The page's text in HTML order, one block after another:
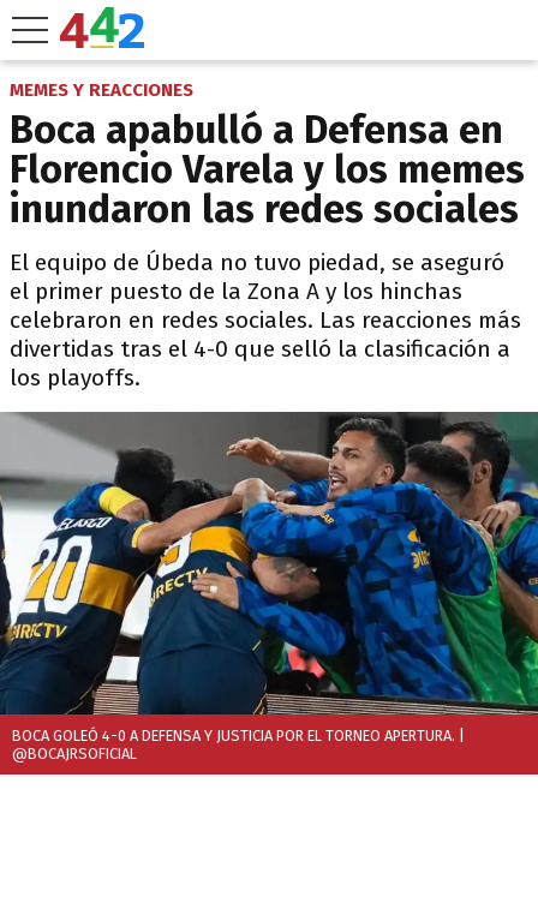
MEMES Y REACCIONES
Boca apabulló a Defensa en
Florencio Varela y los memes
inundaron las redes sociales
El equipo de Úbeda no tuvo piedad, se aseguró
el primer puesto de la Zona A y los hinchas
celebraron en redes sociales. Las reacciones más
divertidas tras el 4-0 que selló la clasificación a
los playoffs.
BOCA GOLEÓ 4-0 A DEFENSA Y JUSTICIA POR EL TORNEO APERTURA.
@BOCAJRSOFICIAL